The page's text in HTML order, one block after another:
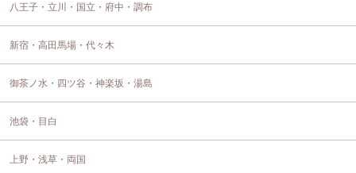
八王子・立川・国立・府中・調布
新宿・高田馬場・代々木
御茶ノ水・四ツ谷・神楽坂・湯島
池袋・目白
上野・浅草・両国